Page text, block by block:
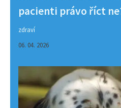
pacienti právo říct
zdraví
06. 04. 2026